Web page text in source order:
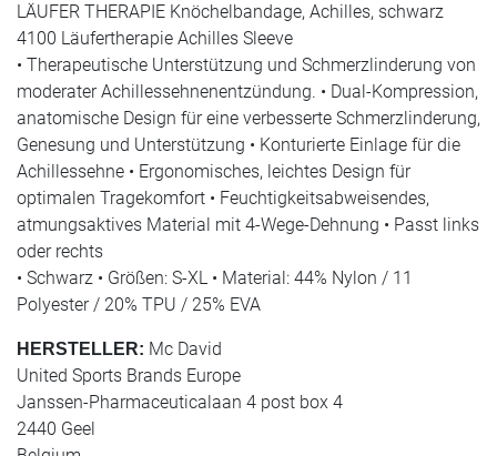
LÄUFER THERAPIE Knöchelbandage, Achilles, schwarz
4100 Läufertherapie Achilles Sleeve
• Therapeutische Unterstützung und Schmerzlinderung von
moderater Achillessehnenentzündung. • Dual-Kompression,
anatomische Design für eine verbesserte Schmerzlinderung,
Genesung und Unterstützung • Konturierte Einlage für die
Achillessehne • Ergonomisches, leichtes Design für
optimalen Tragekomfort • Feuchtigkeitsabweisendes,
atmungsaktives Material mit 4-Wege-Dehnung • Passt links
oder rechts
• Schwarz • Größen: S-XL • Material: 44% Nylon / 11
Polyester / 20% TPU / 25% EVA
HERSTELLER: Mc David
United Sports Brands Europe
Janssen-Pharmaceuticalaan 4 post box 4
2440 Geel